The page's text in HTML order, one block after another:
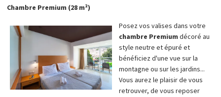
Chambre Premium (28 m²)
Posez vos valises dans votre
chambre Premium décoré au
style neutre et épuré et
bénéficiez d'une vue sur la
montagne ou sur les jardins...
Vous aurez le plaisir de vous
retrouver, de vous reposer